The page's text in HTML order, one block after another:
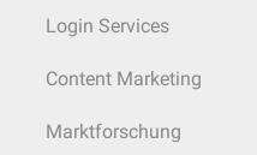
Login Services
Content Marketing
Marktforschung